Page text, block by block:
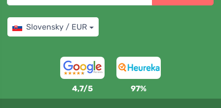
Slovensky / EUR
4,7/5 97%